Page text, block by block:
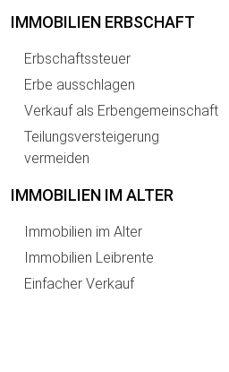
IMMOBILIEN ERBSCHAFT
Erbschaftssteuer
Erbe ausschlagen
Verkauf als Erbengemeinschaft
Teilungsversteigerung
vermeiden
IMMOBILIEN IM ALTER
Immobilien im Alter
Immobilien Leibrente
Einfacher Verkauf